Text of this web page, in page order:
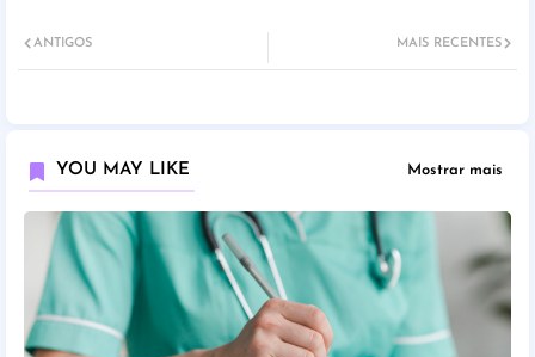
MAIS RECENTES
ANTIGOS
YOU MAY LIKE Mostrar mais